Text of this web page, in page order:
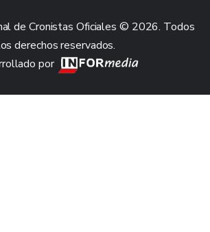
de Cronistas Oficiales © 2026. Todos
derechos reservados.
por